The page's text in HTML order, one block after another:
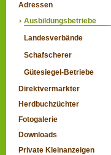
Adressen
Ausbildungsbetriebe
Landesverbände
Schafscherer
Gütesiegel-Betriebe
Direktvermarkter
Herdbuchzüchter
Fotogalerie
Downloads
Private Kleinanzeigen